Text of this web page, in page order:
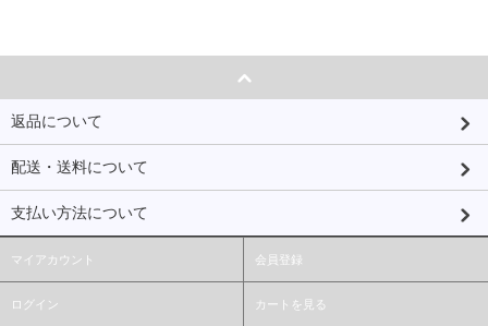
返品について
配送・送料について
支払い方法について
マイアカウント 会員登録
ログイン カートを見る